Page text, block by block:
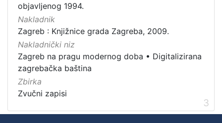
objavljenog 1994.
Nakladnik
Zagreb : Knjižnice grada Zagreba, 2009.
Nakladnički niz
Zagreb na pragu modernog doba • Digitalizirana
zagrebačka baština
Zbirka
Zvučni zapisi
3